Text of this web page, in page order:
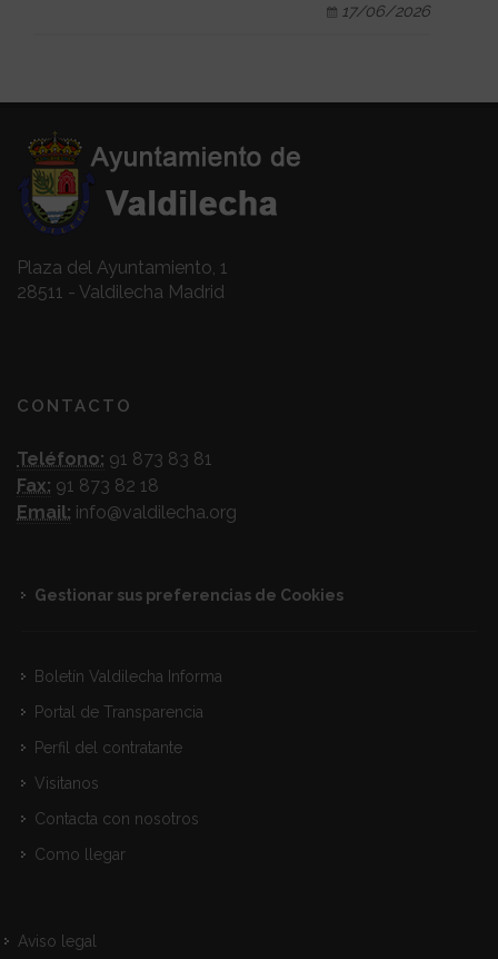
17/06/2026
Plaza del Ayuntamiento, 1
28511 - Valdilecha Madrid
CONTACTO
Teléfono: 91 873 83 81
Fax: 91 873 82 18
Email: info@valdilecha.org
Gestionar sus preferencias de Cookies
Boletín Valdilecha Informa
Portal de Transparencia
Perfil del contratante
Visitanos
Contacta con nosotros
Como llegar
Aviso legal